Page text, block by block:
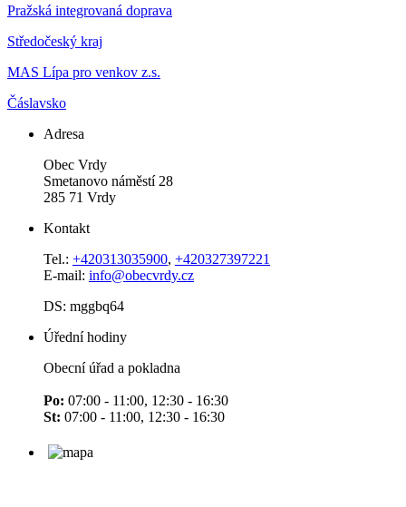
Pražská integrovaná doprava
Středočeský kraj
MAS Lípa pro venkov z.s.
Čáslavsko
Adresa
Obec Vrdy
Smetanovo náměstí 28
285 71 Vrdy
Kontakt
Tel.: +420313035900, +420327397221
E-mail: info@obecvrdy.cz
DS: mggbq64
Úřední hodiny
Obecní úřad a pokladna
Po: 07:00 - 11:00, 12:30 - 16:30
St: 07:00 - 11:00, 12:30 - 16:30